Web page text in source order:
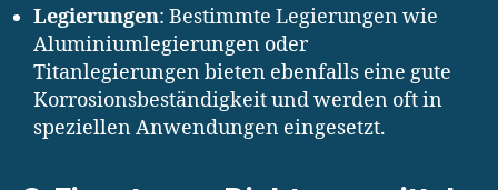
Legierungen: Bestimmte Legierungen wie
Aluminiumlegierungen oder
Titanlegierungen bieten ebenfalls eine gute
Korrosionsbeständigkeit und werden oft in
speziellen Anwendungen eingesetzt.